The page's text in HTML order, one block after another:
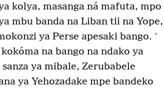
kolya, masanga ná mafuta, mpo
mbu banda na Liban tii na Yope,
ya Perse apesaki bango. +
na bango na ndako ya
ya mibale, Zerubabele
ya Yehozadake mpe bandeko